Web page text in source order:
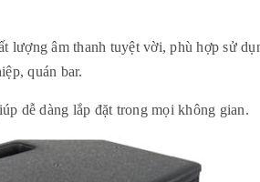
lượng âm thanh tuyệt vời, phù hợp sử
quán bar.
dễ dàng lắp đặt trong mọi không gian.